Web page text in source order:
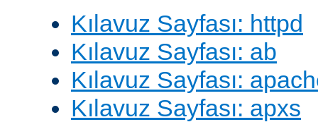
Kılavuz Sayfası: httpd
Kılavuz Sayfası: ab
Kılavuz Sayfası:
Kılavuz Sayfası: apxs